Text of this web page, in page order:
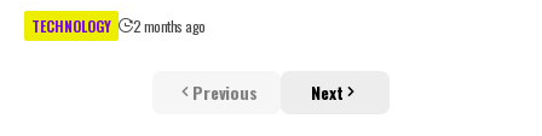
TECHNOLOGY 2 months ago
Previous Next